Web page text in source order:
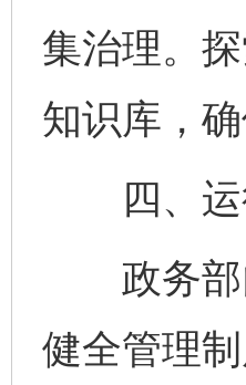
集治理。
知识库，
四、运
政务部
健全管理